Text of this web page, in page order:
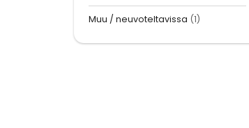
Muu / neuvoteltavissa (1)